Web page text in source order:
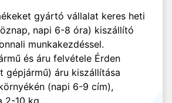
gyártó vállalat keres heti
napi 6-8 óra) kiszállító
munkakezdéssel.
és áru felvétele Érden
gépjármű) áru kiszállítása
(napi 6-9 cím),
2-10 kg...